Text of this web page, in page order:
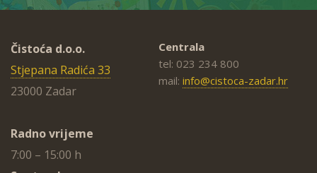
Čistoća d.o.o.
Stjepana Radića 33
23000 Zadar
Radno vrijeme
7:00 – 15:00 h
Centrala
tel: 023 234 800
mail: info@cistoca-zadar.hr